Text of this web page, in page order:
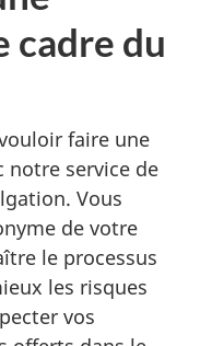
cadre du
faire une
notre service de
Vous
de votre
le processus
les risques
vos